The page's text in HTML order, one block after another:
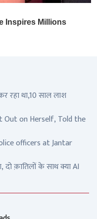
रहा था,10 साल लाश
on Herself, Told the
officers at Jantar
दो क़ातिलों के साथ क्या AI